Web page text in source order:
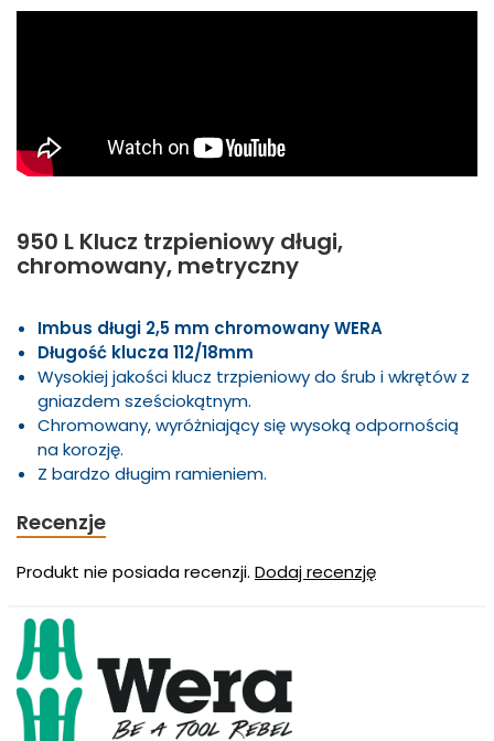
950 L Klucz trzpieniowy długi,
chromowany, metryczny
Imbus długi 2,5 mm chromowany WERA
Długość klucza 112/18mm
Wysokiej jakości klucz trzpieniowy do śrub i wkrętów z
gniazdem sześciokątnym.
Chromowany, wyróżniający się wysoką odpornością
na korozję.
Z bardzo długim ramieniem.
Recenzje
Produkt nie posiada recenzji. Dodaj recenzję